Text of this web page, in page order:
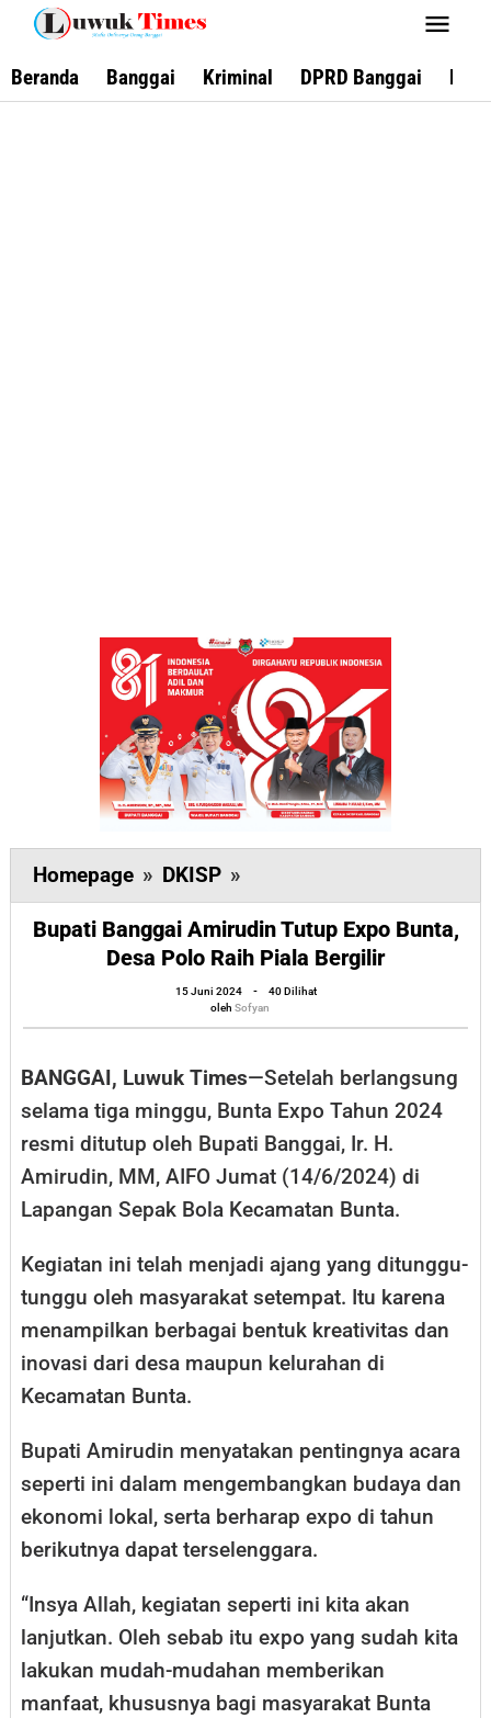
Lewati
konten
Beranda Banggai Kriminal DPRD Banggai
Homepage » DKISP »
Banggai
Amirudin
Tutup
Expo
Bunta,
Polo
Raih
Piala
Bergilir
Bupati Banggai Amirudin Tutup Expo Bunta,
Desa Polo Raih Piala Bergilir
15 Juni 2024
oleh
Sofyan
-
40 Dilihat
oleh Sofyan
BANGGAI, Luwuk Times—Setelah berlangsung
selama tiga minggu, Bunta Expo Tahun 2024
resmi ditutup oleh Bupati Banggai, Ir. H.
Amirudin, MM, AIFO Jumat (14/6/2024) di
Lapangan Sepak Bola Kecamatan Bunta.
Kegiatan ini telah menjadi ajang yang ditunggu-
tunggu oleh masyarakat setempat. Itu karena
menampilkan berbagai bentuk kreativitas dan
inovasi dari desa maupun kelurahan di
Kecamatan Bunta.
Bupati Amirudin menyatakan pentingnya acara
seperti ini dalam mengembangkan budaya dan
ekonomi lokal, serta berharap expo di tahun
berikutnya dapat terselenggara.
“Insya Allah, kegiatan seperti ini kita akan
lanjutkan. Oleh sebab itu expo yang sudah kita
lakukan mudah-mudahan memberikan
manfaat, khususnya bagi masyarakat Bunta